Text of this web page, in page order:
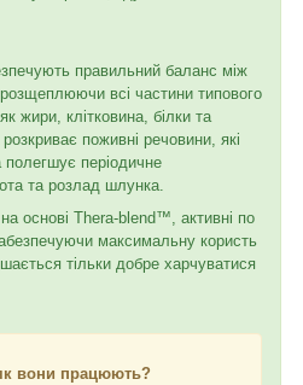
правильний баланс між
всі частини типового
жири, клітковина, білки та
поживні речовини, які
періодичне
та розлад шлунка.
основі Thera-blend™, активні по
максимальну користь
тільки добре харчуватися
вони працюють?